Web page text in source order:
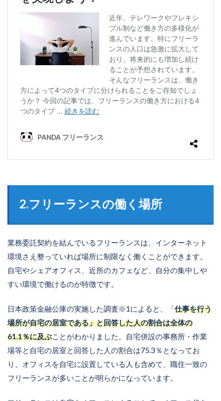
2.フリーランスの働く場所
業務委託契約を結んでいるフリーランスは、インターネット
環境さえ整っていれば場所に制限なく働くことができます。
自宅やシェアオフィス、近所のカフェなど、自分の集中しや
すい環境で働けるのが特徴です。
日本政策金融公庫の実施した調査※1によると、「仕事を行う
場所が自宅の居室である」と回答した人の割合は全体の
61.1％に及ぶことがわかりました。自宅併設の事務所・作業
場等と自宅の居室と回答した人の割合は75.3％となってお
り、オフィスを自宅に設置している人も含めて、職住一致の
フリーランスが多いことが明らかになっています。